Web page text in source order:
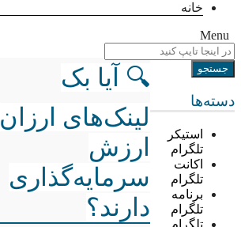
خانه
Menu
دسته‌ها
استیکر
تلگرام
اکانت
تلگرام
برنامه
تلگرام
🔍 آیا بک
لینک‌های ارزان
ارزش
سرمایه‌گذاری
دارند؟